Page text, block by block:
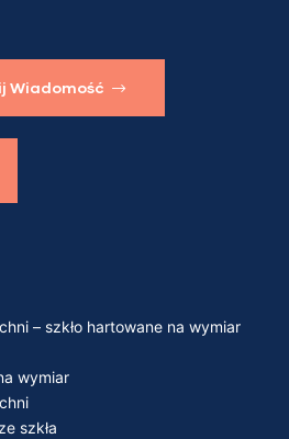
Wiadomość
– szkło hartowane na wymiar
wymiar
szkła